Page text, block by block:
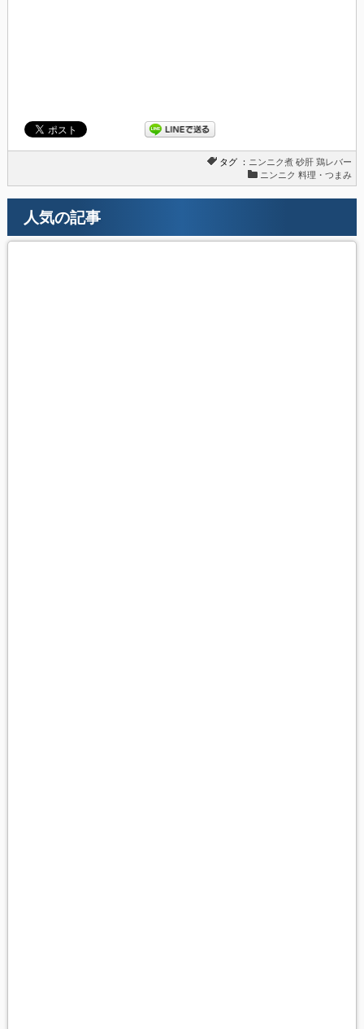
タグ ： ニンニク煮 砂肝 鶏レバー
ニンニク 料理・つまみ
人気の記事